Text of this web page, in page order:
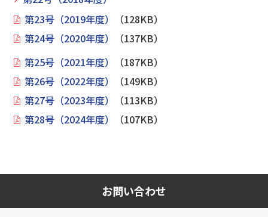
第23号（2019年度）
（128KB）
第24号（2020年度）
（137KB）
第25号（2021年度）
（187KB）
第26号（2022年度）
（149KB）
第27号（2023年度）
（113KB）
第28号（2024年度）
（107KB）
お問い合わせ